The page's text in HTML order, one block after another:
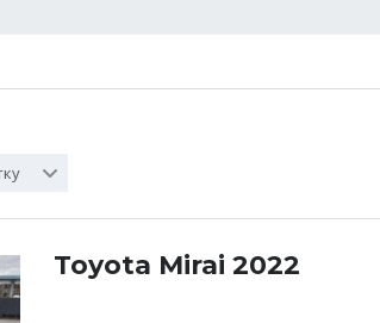
Toyota Mirai 2022